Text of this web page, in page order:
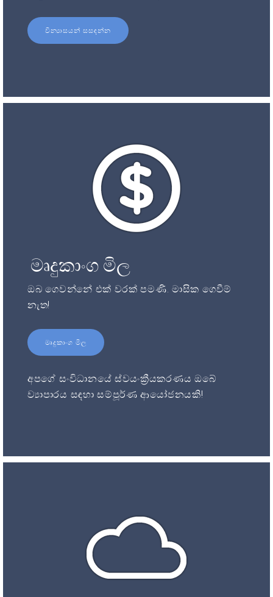
වින්‍යාසයන් සසඳන්න
මෘදුකාංග මිල
ඔබ ගෙවන්නේ එක් වරක් පමණි. මාසික ගෙවීම්
නැත!
මෘදුකාංග මිල
අපගේ සංවිධානයේ ස්වයංක්‍රීයකරණය ඔබේ
ව්‍යාපාරය සඳහා සම්පූර්ණ ආයෝජනයකි!